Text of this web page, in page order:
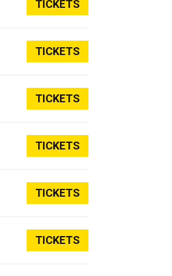
TICKETS
TICKETS
TICKETS
TICKETS
TICKETS
TICKETS